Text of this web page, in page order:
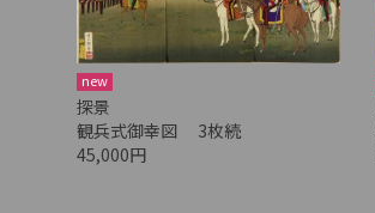
new
探景
観兵式御幸図 3枚続
45,000円